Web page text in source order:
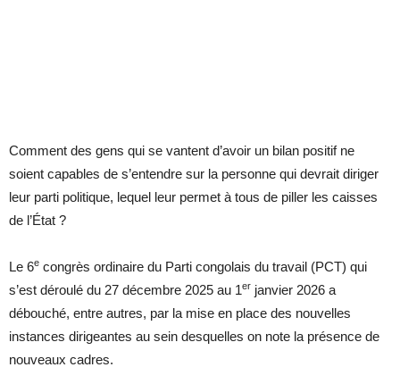
Comment des gens qui se vantent d’avoir un bilan positif ne
soient capables de s’entendre sur la personne qui devrait diriger
leur parti politique, lequel leur permet à tous de piller les caisses
de l’État ?
Le 6e congrès ordinaire du Parti congolais du travail (PCT) qui
s’est déroulé du 27 décembre 2025 au 1er janvier 2026 a
débouché, entre autres, par la mise en place des nouvelles
instances dirigeantes au sein desquelles on note la présence de
nouveaux cadres.